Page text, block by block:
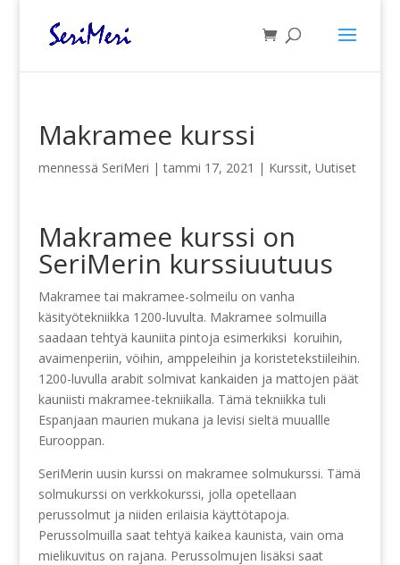
Makramee kurssi
mennessä SeriMeri |tammi 17, 2021 | Kurssit, Uutiset
Makramee kurssi on
SeriMerin kurssiuutuus
Makramee tai makramee-solmeilu on vanha
käsityötekniikka 1200-luvulta. Makramee solmuilla
saadaan tehtyä kauniita pintoja esimerkiksi koruihin,
avaimenperiin, vöihin, amppeleihin ja koristetekstiileihin.
1200-luvulla arabit solmivat kankaiden ja mattojen päät
kauniisti makramee-tekniikalla. Tämä tekniikka tuli
Espanjaan maurien mukana ja levisi sieltä muuallle
Eurooppan.
SeriMerin uusin kurssi on makramee solmukurssi. Tämä
solmukurssi on verkkokurssi, jolla opetellaan
perussolmut ja niiden erilaisia käyttötapoja.
Perussolmuilla saat tehtyä kaikea kaunista, vain oma
mielikuvitus on rajana. Perussolmujen lisäksi saat